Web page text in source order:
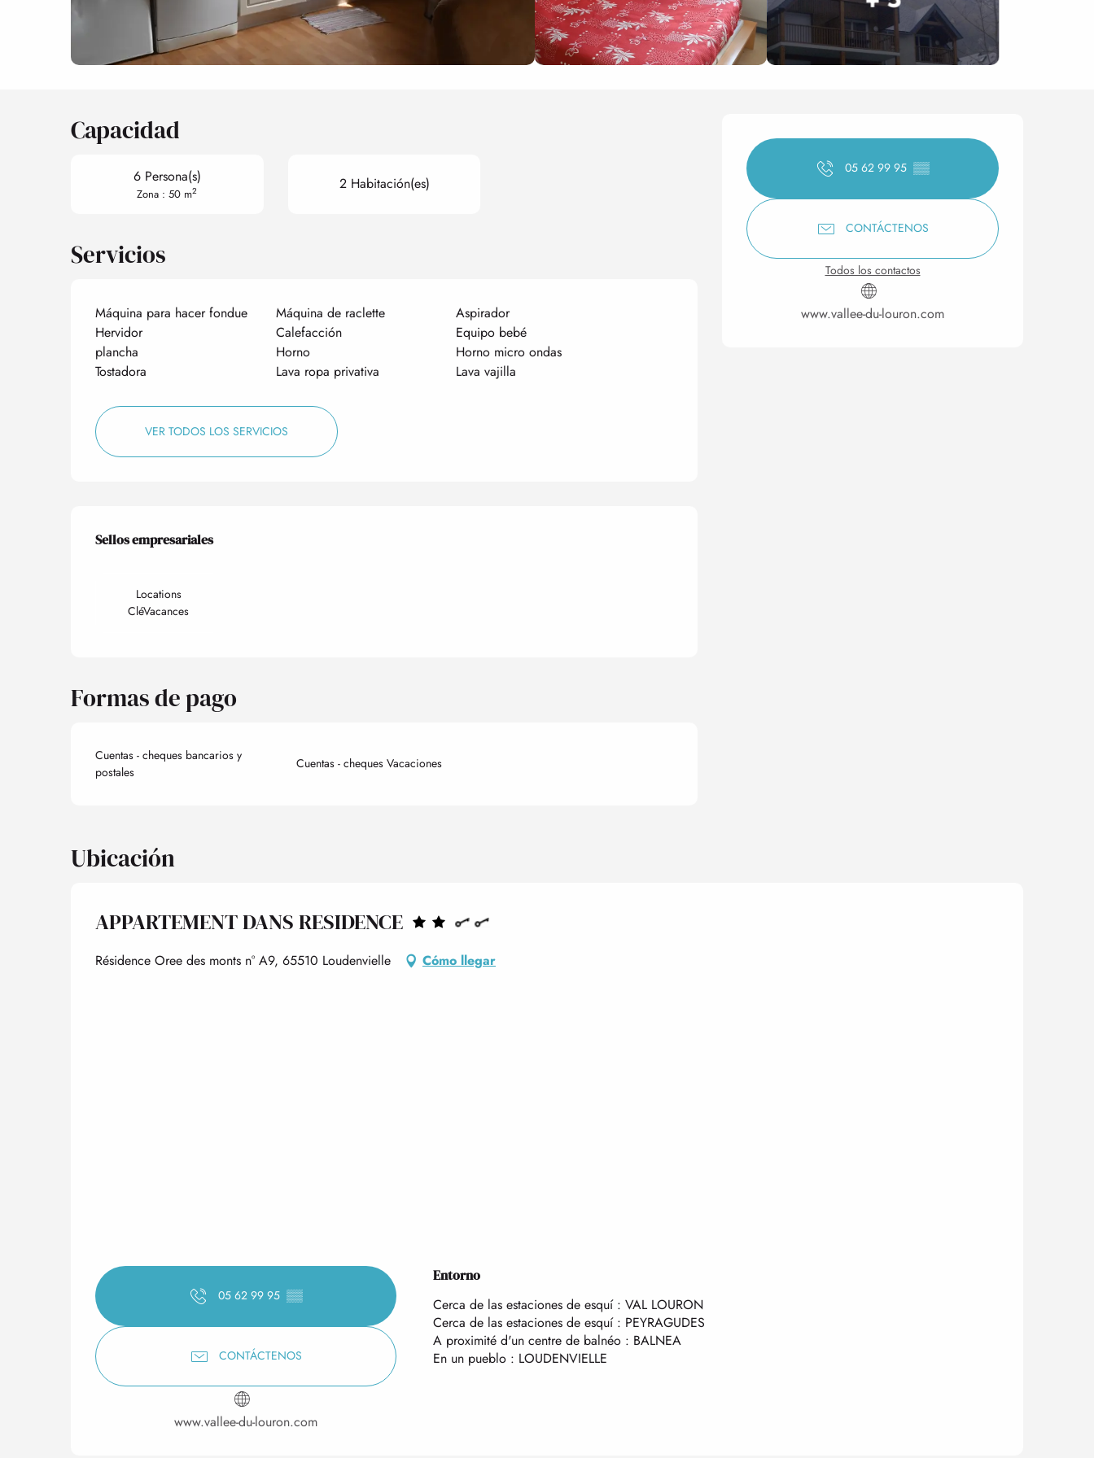
Horarios y datos de
05 62 99 95 ▒▒
CONTÁCTENOS
Todos los contactos
www.vallee-du-louron.com
Capacidad
6 Persona(s)
Zona : 50 m2 2 Habitación(es)
Servicios
Máquina para hacer fondue Máquina de raclette
Aspirador
Hervidor
Calefacción
Equipo bebé
plancha
Horno
Horno micro ondas
Tostadora
Lava ropa privativa Lava vajilla
VER TODOS LOS SERVICIOS
Oferta de prestaciones
Sellos empresariales
Sellos empresariales
Locations
CléVacances
Formas de pago
Cuentas - cheques bancarios y
postales
Cuentas - cheques Vacaciones
Ubicación
APPARTEMENT DANS RESIDENCE
Résidence Oree des monts n° A9, 65510 Loudenvielle Cómo llegar
05 62 99 95 ▒▒
CONTÁCTENOS
www.vallee-du-louron.com
Entorno
Entorno
Cerca de las estaciones de esquí : VAL LOURON
Cerca de las estaciones de esquí : PEYRAGUDES
A proximité d'un centre de balnéo : BALNEA
En un pueblo : LOUDENVIELLE